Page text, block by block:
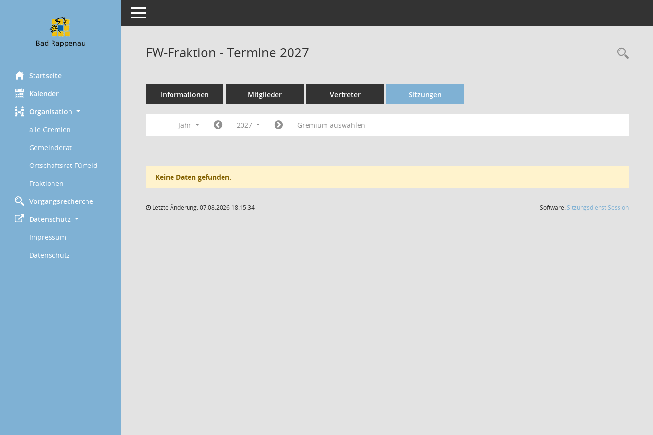
Startseite
Kalender
Organisation
alle Gremien
Gemeinderat
Ortschaftsrat Fürfeld
Fraktionen
Vorgangsrecherche
Datenschutz
Impressum
Datenschutz
Toggle navigation
FW-Fraktion - Termine 2027
Informationen Mitglieder Vertreter Sitzungen
Jahr 2027 Gremium auswählen
Keine Daten gefunden.
Letzte Änderung: 07.08.2026 18:15:34 Software: Sitzungsdienst Session(Wird in